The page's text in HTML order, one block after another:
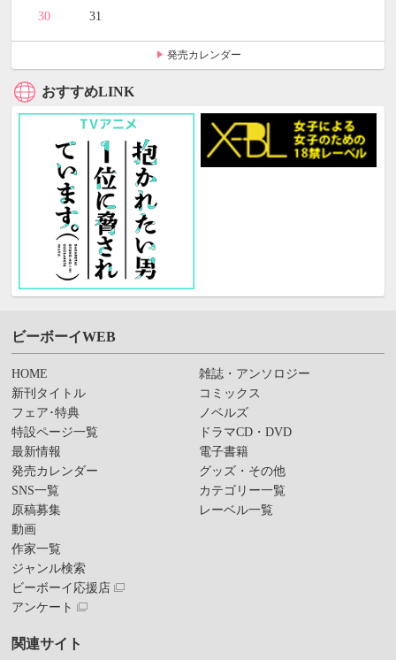
30 31
発売カレンダー
おすすめLINK
ビーボーイWEB
HOME
新刊タイトル
フェア･特典
特設ページ一覧
最新情報
発売カレンダー
SNS一覧
原稿募集
動画
作家一覧
ジャンル検索
ビーボーイ応援店
アンケート
雑誌・アンソロジー
コミックス
ノベルズ
ドラマCD・DVD
電子書籍
グッズ・その他
カテゴリー一覧
レーベル一覧
関連サイト